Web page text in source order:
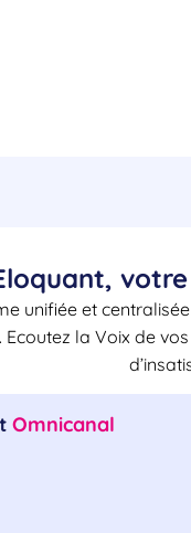
unifiée et
Ecoutez la Voix de
Omnicanal